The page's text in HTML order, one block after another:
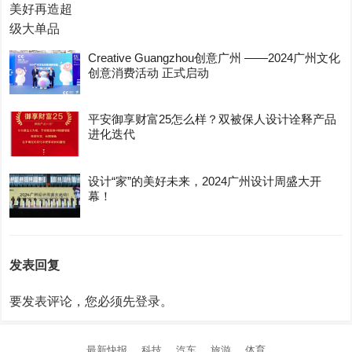
Creative Guangzhou创意广州 ——2024广州文化
创意消费活动 正式启动
平安御享财富25怎么样？双被保人设计诠释产品
进化迭代
设计“家”的美好未来，2024广州设计周盛大开
幕！
发表回复
要发表评论，您必须先登录。